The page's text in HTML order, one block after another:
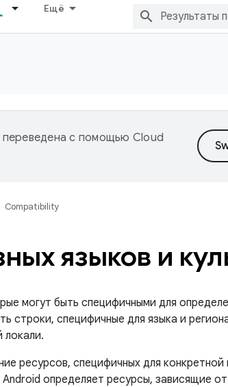
Ещё
переведена с помощью Cloud
Compatibility
языков и
могут быть специфичными для
строки, специфичные для языка и
локали.
ресурсов, специфичных для конкретной
определяет ресурсы, зависящие от